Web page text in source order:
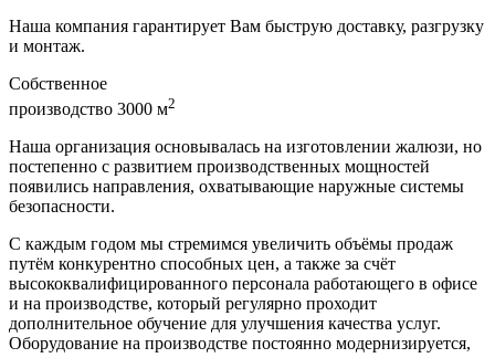
Наша компания гарантирует Вам быструю доставку, разгрузку
и монтаж.
Собственное
производство 3000 м2
Наша организация основывалась на изготовлении жалюзи, но
постепенно с развитием производственных мощностей
появились направления, охватывающие наружные системы
безопасности.
С каждым годом мы стремимся увеличить объёмы продаж
путём конкурентно способных цен, а также за счёт
высококвалифицированного персонала работающего в офисе
и на производстве, который регулярно проходит
дополнительное обучение для улучшения качества услуг.
Оборудование на производстве постоянно модернизируется,